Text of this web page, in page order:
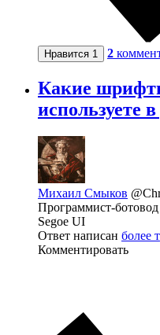
Нравится 1 2
Какие
используете
Михаил Смыков
Программист-ботовод
Segoe UI
Ответ написан более
Комментировать